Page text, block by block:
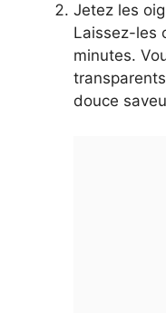
Jetez les
Laissez-les
minutes.
douce